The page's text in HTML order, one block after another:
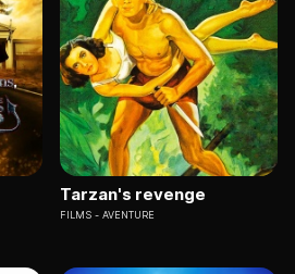
Tarzan's revenge
FILMS AVENTURE